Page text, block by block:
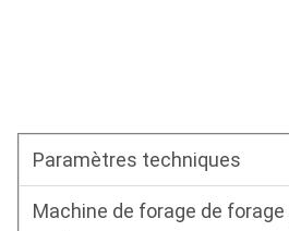
Paramètres techniques
Machine de forage de